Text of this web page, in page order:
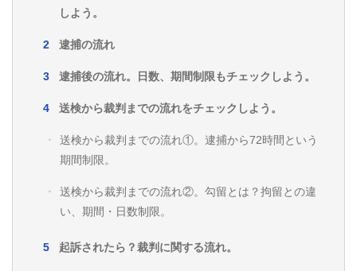
しよう。
逮捕の流れ
逮捕後の流れ。日数、期間制限もチェックしよう。
送検から裁判までの流れをチェックしよう。
送検から裁判までの流れ①。逮捕から72時間という
期間制限。
送検から裁判までの流れ②。勾留とは？拘留との違
い、期間・日数制限。
起訴されたら？裁判に関する流れ。